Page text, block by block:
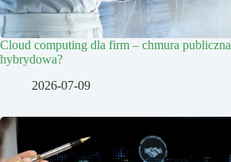
Cloud computing dla firm – chmura
hybrydowa?
2026-07-09